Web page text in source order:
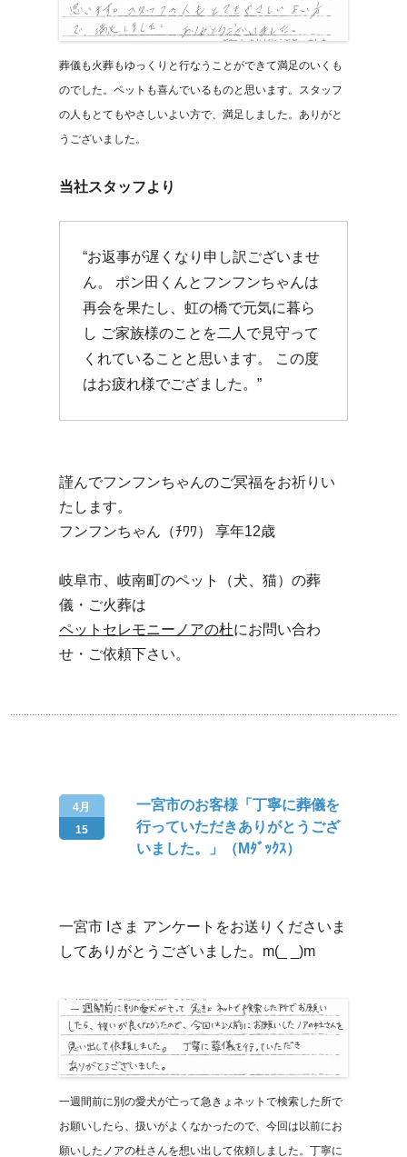
葬儀も火葬もゆっくりと行なうことができて満足のいくも
のでした。ペットも喜んでいるものと思います。スタッフ
の人もとてもやさしいよい方で、満足しました。ありがと
うございました。
当社スタッフより
“お返事が遅くなり申し訳ございませ
ん。 ポン田くんとフンフンちゃんは
再会を果たし、虹の橋で元気に暮ら
し ご家族様のことを二人で見守って
くれていることと思います。 この度
はお疲れ様でござました。”
謹んでフンフンちゃんのご冥福をお祈りい
たします。
フンフンちゃん（ﾁﾜﾜ） 享年12歳
岐阜市、岐南町のペット（犬、猫）の葬
儀・ご火葬は
ペットセレモニーノアの杜にお問い合わ
せ・ご依頼下さい。
4月
15
一宮市のお客様「丁寧に葬儀を
行っていただきありがとうござ
いました。」（Mﾀﾞｯｸｽ）
一宮市 Iさま アンケートをお送りくださいま
してありがとうございました。m(_ _)m
一週間前に別の愛犬が亡って急きょネットで検索した所で
お願いしたら、扱いがよくなかったので、今回は以前にお
願いしたノアの杜さんを想い出して依頼しました。丁寧に